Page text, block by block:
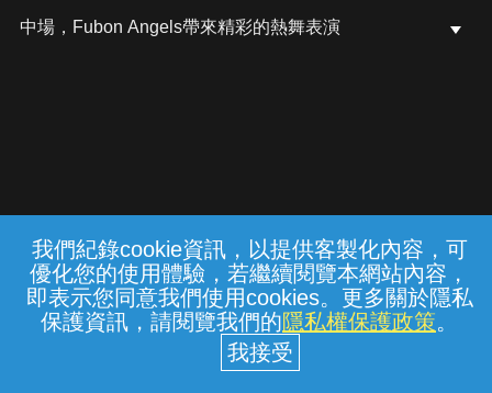
我們紀錄cookie資訊，以提供客製化內容，可
優化您的使用體驗，若繼續閱覽本網站內容，
即表示您同意我們使用cookies。更多關於隱私
保護資訊，請閱覽我們的隱私權保護政策。
中場，Fubon Angels帶來精彩的熱舞表演
常見問題 線上客服 服務條款 隱私權保護
中華電信股份有限公司個人家庭分公司
(統一編號：96979949) © 2026
{{notifyMsg}}